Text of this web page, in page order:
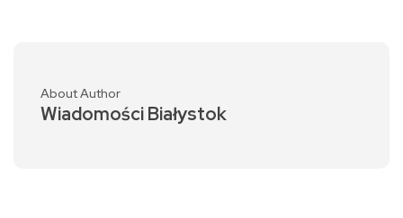
About Author
Wiadomości Białystok